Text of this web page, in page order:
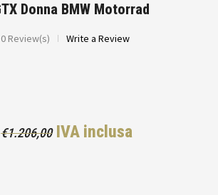
Donna BMW Motorrad
0 Review(s) Write a Review
€1.206,00 Il
Il
IVA inclusa